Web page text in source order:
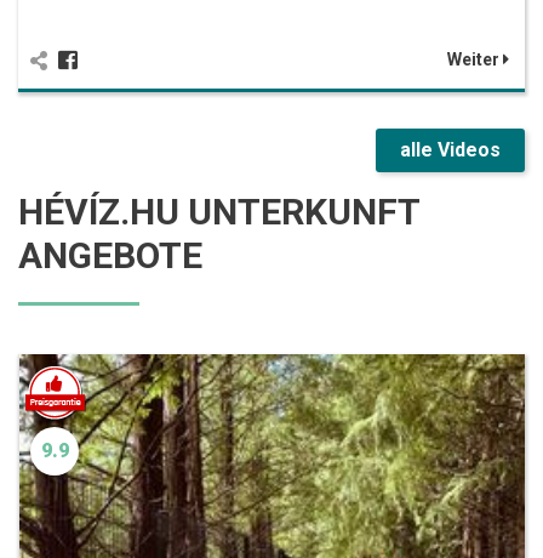
Weiter
alle Videos
HÉVÍZ.HU UNTERKUNFT
ANGEBOTE
9.9